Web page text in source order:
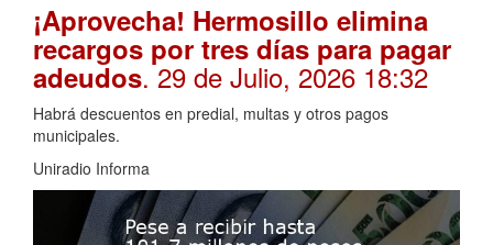
¡Aprovecha! Hermosillo elimina
recargos por tres días para pagar
adeudos. 29 de Julio, 2026 18:32
Habrá descuentos en predial, multas y otros pagos
municipales.
Uniradio Informa